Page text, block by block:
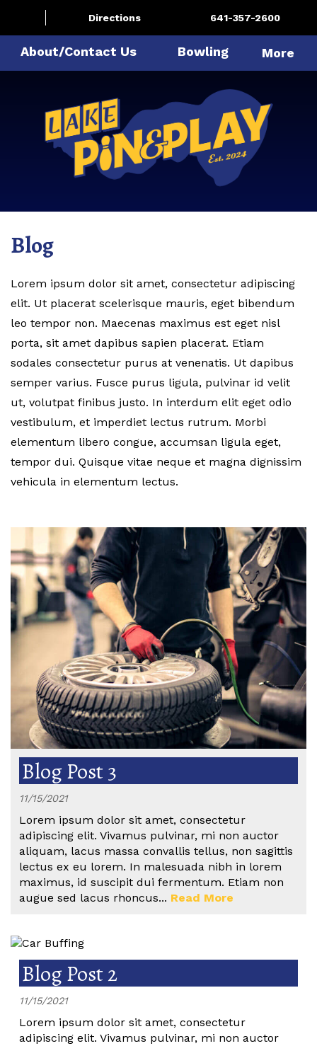
Directions 641-357-2600
About/Contact Us Bowling More
Blog
Lorem ipsum dolor sit amet, consectetur adipiscing
elit. Ut placerat scelerisque mauris, eget bibendum
leo tempor non. Maecenas maximus est eget nisl
porta, sit amet dapibus sapien placerat. Etiam
sodales consectetur purus at venenatis. Ut dapibus
semper varius. Fusce purus ligula, pulvinar id velit
ut, volutpat finibus justo. In interdum elit eget odio
vestibulum, et imperdiet lectus rutrum. Morbi
elementum libero congue, accumsan ligula eget,
tempor dui. Quisque vitae neque et magna dignissim
vehicula in elementum lectus.
Blog Post 3
11/15/2021
Lorem ipsum dolor sit amet, consectetur
adipiscing elit. Vivamus pulvinar, mi non auctor
aliquam, lacus massa convallis tellus, non sagittis
lectus ex eu lorem. In malesuada nibh in lorem
maximus, id suscipit dui fermentum. Etiam non
augue sed lacus rhoncus... Read More
Blog Post 2
11/15/2021
Lorem ipsum dolor sit amet, consectetur
adipiscing elit. Vivamus pulvinar, mi non auctor